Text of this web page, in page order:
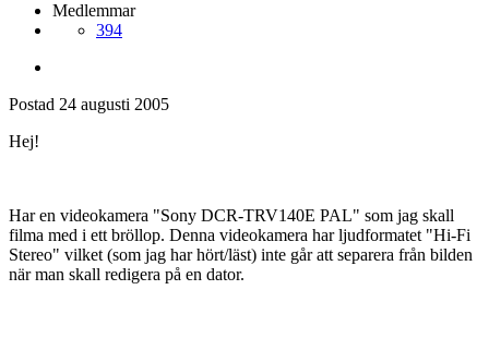
Medlemmar
394
Postad 24 augusti 2005
Hej!
Har en videokamera "Sony DCR-TRV140E PAL" som jag skall
filma med i ett bröllop. Denna videokamera har ljudformatet "Hi-Fi
Stereo" vilket (som jag har hört/läst) inte går att separera från bilden
när man skall redigera på en dator.